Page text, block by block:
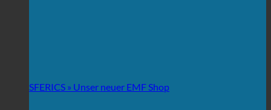
SFERICS » Unser neuer EMF Shop